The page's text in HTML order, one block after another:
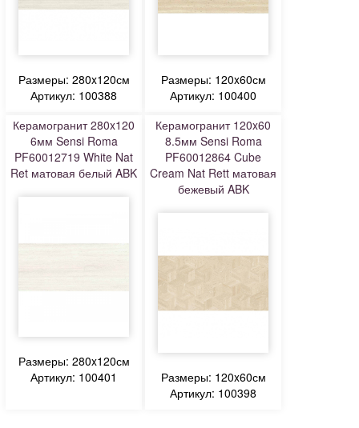
Размеры: 280x120см
Артикул: 100388
Размеры: 120x60см
Артикул: 100400
Керамогранит 280x120
6мм Sensi Roma
PF60012719 White Nat
Ret матовая белый ABK
Размеры: 280x120см
Артикул: 100401
Керамогранит 120x60
8.5мм Sensi Roma
PF60012864 Cube
Cream Nat Rett матовая
бежевый ABK
Размеры: 120x60см
Артикул: 100398